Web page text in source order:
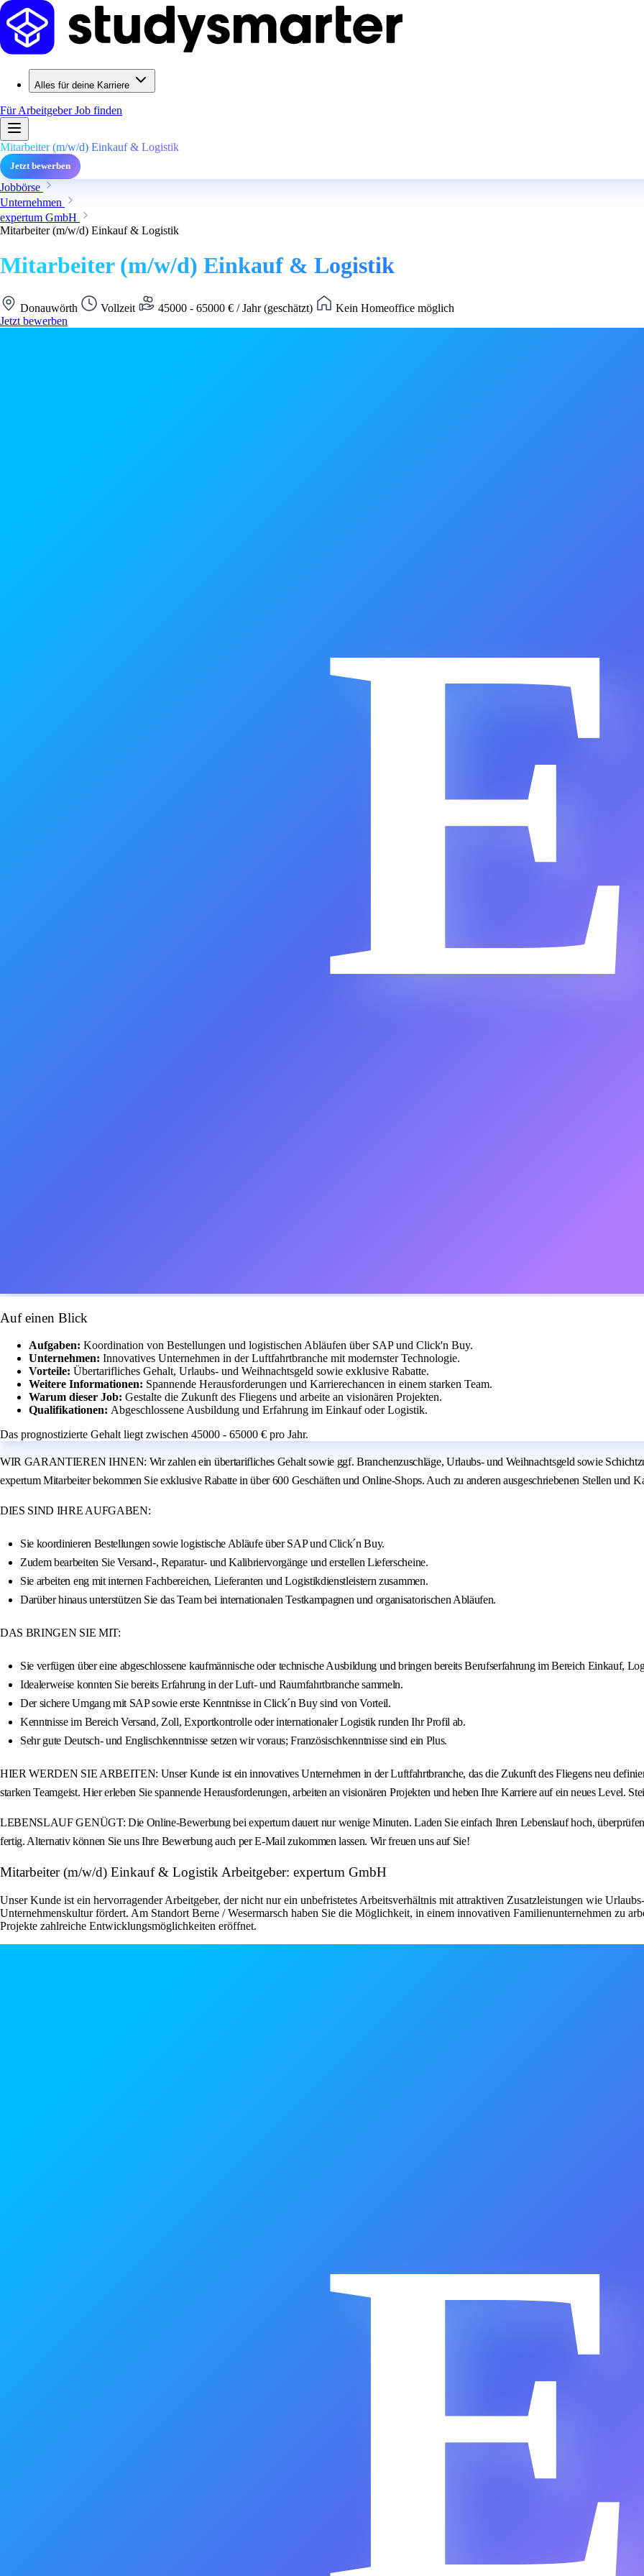
Alles für deine Karriere
Für ArbeitgeberJob finden
Mitarbeiter (m/w/d) Einkauf & Logistik
Jetzt bewerben
Jobbörse
Unternehmen
expertum GmbH
Mitarbeiter (m/w/d) Einkauf & Logistik
Mitarbeiter (m/w/d) Einkauf & Logistik
Donauwörth Vollzeit 45000 - 65000 € / Jahr (geschätzt)
Kein Homeoffice möglich
Jetzt bewerben
E
Auf einen Blick
Aufgaben: Koordination von Bestellungen und logistischen Abläufen über SAP und Click'n Buy.
Unternehmen: Innovatives Unternehmen in der Luftfahrtbranche mit modernster Technologie.
Vorteile: Übertarifliches Gehalt, Urlaubs- und Weihnachtsgeld sowie exklusive Rabatte.
Weitere Informationen: Spannende Herausforderungen und Karrierechancen in einem starken Team.
Warum dieser Job: Gestalte die Zukunft des Fliegens und arbeite an visionären Projekten.
Qualifikationen: Abgeschlossene Ausbildung und Erfahrung im Einkauf oder Logistik.
Das prognostizierte Gehalt liegt zwischen 45000 - 65000 € pro Jahr.
WIR GARANTIEREN IHNEN: Wir zahlen ein übertarifliches Gehalt sowie ggf. Branchenzuschläge, Urlaubs- und Weihnachtsgeld sowie
expertum Mitarbeiter bekommen Sie exklusive Rabatte in über 600 Geschäften und Online-Shops. Auch zu anderen ausgeschriebenen Stellen und
DIES SIND IHRE AUFGABEN:
Sie koordinieren Bestellungen sowie logistische Abläufe über SAP und Click´n Buy.
Zudem bearbeiten Sie Versand-, Reparatur- und Kalibriervorgänge und erstellen Lieferscheine.
Sie arbeiten eng mit internen Fachbereichen, Lieferanten und Logistikdienstleistern zusammen.
Darüber hinaus unterstützen Sie das Team bei internationalen Testkampagnen und organisatorischen Abläufen.
DAS BRINGEN SIE MIT:
Sie verfügen über eine abgeschlossene kaufmännische oder technische Ausbildung und bringen bereits Berufserfahrung im Bereich Einkauf,
Idealerweise konnten Sie bereits Erfahrung in der Luft- und Raumfahrtbranche sammeln.
Der sichere Umgang mit SAP sowie erste Kenntnisse in Click´n Buy sind von Vorteil.
Kenntnisse im Bereich Versand, Zoll, Exportkontrolle oder internationaler Logistik runden Ihr Profil ab.
Sehr gute Deutsch- und Englischkenntnisse setzen wir voraus; Französischkenntnisse sind ein Plus.
HIER WERDEN SIE ARBEITEN: Unser Kunde ist ein innovatives Unternehmen in der Luftfahrtbranche, das die Zukunft des Fliegens neu
starken Teamgeist. Hier erleben Sie spannende Herausforderungen, arbeiten an visionären Projekten und heben Ihre Karriere auf ein neues Level.
LEBENSLAUF GENÜGT: Die Online-Bewerbung bei expertum dauert nur wenige Minuten. Laden Sie einfach Ihren Lebenslauf hoch,
fertig. Alternativ können Sie uns Ihre Bewerbung auch per E-Mail zukommen lassen. Wir freuen uns auf Sie!
Mitarbeiter (m/w/d) Einkauf & Logistik Arbeitgeber: expertum GmbH
Unser Kunde ist ein hervorragender Arbeitgeber, der nicht nur ein unbefristetes Arbeitsverhältnis mit attraktiven Zusatzleistungen wie
Unternehmenskultur fördert. Am Standort Berne / Wesermarsch haben Sie die Möglichkeit, in einem innovativen Familienunternehmen zu
Projekte zahlreiche Entwicklungsmöglichkeiten eröffnet.
E